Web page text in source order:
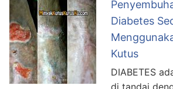
Diabetes
Kutus
DIABETES
di tandai